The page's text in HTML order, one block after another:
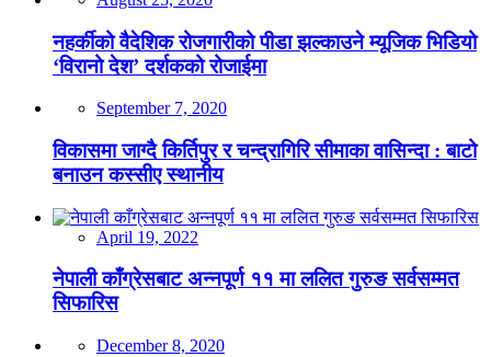
नहर्कीको वैदेशिक रोजगारीको पीडा झल्काउने म्यूजिक भिडियो
‘विरानो देश’ दर्शकको रोजाईमा
September 7, 2020
विकासमा जाग्दै किर्तिपुर र चन्द्रागिरि सीमाका वासिन्दा : बाटो
बनाउन कस्सीए स्थानीय
April 19, 2022
नेपाली काँग्रेसबाट अन्नपूर्ण ११ मा ललित गुरुङ सर्वसम्मत
सिफारिस
December 8, 2020